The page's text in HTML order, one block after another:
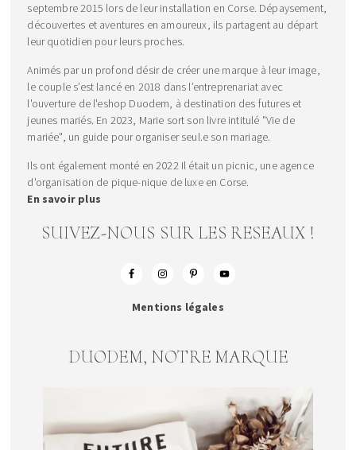
septembre 2015 lors de leur installation en Corse. Dépaysement,
découvertes et aventures en amoureux, ils partagent au départ
leur quotidien pour leurs proches.
Animés par un profond désir de créer une marque à leur image,
le couple s’est lancé en 2018 dans l’entreprenariat avec
l'ouverture de l'eshop Duodem, à destination des futures et
jeunes mariés. En 2023, Marie sort son livre intitulé "Vie de
mariée", un guide pour organiser seul.e son mariage.
Ils ont également monté en 2022 Il était un picnic, une agence
d'organisation de pique-nique de luxe en Corse.
En savoir plus
SUIVEZ-NOUS SUR LES RESEAUX !
Mentions légales
DUODEM, NOTRE MARQUE